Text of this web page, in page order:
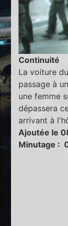
Continuité
La voiture
passage à
une femme
dépassera
arrivant à
Ajoutée le
Minutage :